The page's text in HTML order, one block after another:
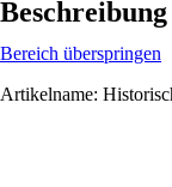
Beschreibung
Bereich überspringen
Artikelname: